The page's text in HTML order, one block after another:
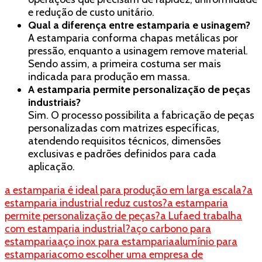
e redução de custo unitário.
Qual a diferença entre estamparia e usinagem?
A estamparia conforma chapas metálicas por
pressão, enquanto a usinagem remove material.
Sendo assim, a primeira costuma ser mais
indicada para produção em massa.
A estamparia permite personalização de peças
industriais?
Sim. O processo possibilita a fabricação de peças
personalizadas com matrizes específicas,
atendendo requisitos técnicos, dimensões
exclusivas e padrões definidos para cada
aplicação.
a estamparia é ideal para produção em larga escala?a
estamparia industrial reduz custos?a estamparia
permite personalização de peças?a Lufaed trabalha
com estamparia industrial?aço carbono para
estampariaaço inox para estampariaalumínio para
estampariacomo escolher uma empresa de